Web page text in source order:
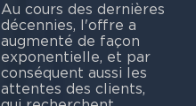
Au cours des dernières
décennies, l'offre a
augmenté de façon
exponentielle, et par
conséquent aussi les
attentes des clients,